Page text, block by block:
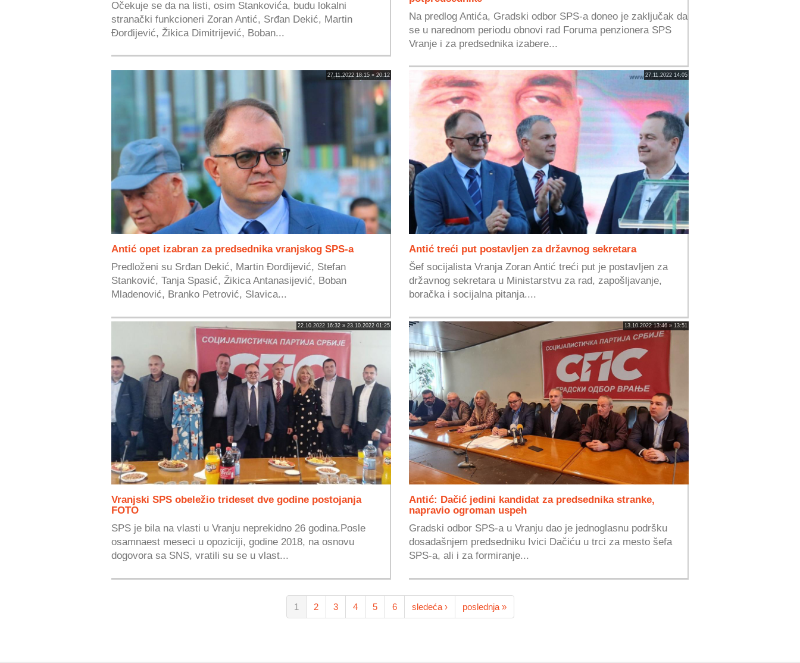
Očekuje se da na listi, osim Stankovića, budu lokalni
stranački funkcioneri Zoran Antić, Srđan Dekić, Martin
Đorđijević, Žikica Dimitrijević, Boban...
Na predlog Antića, Gradski odbor SPS-a doneo je zaključak da
se u narednom periodu obnovi rad Foruma penzionera SPS
Vranje i za predsednika izabere...
27.11.2022 18:15 » 20:12
Antić opet izabran za predsednika vranjskog SPS-a
Predloženi su Srđan Dekić, Martin Đorđijević, Stefan
Stanković, Tanja Spasić, Žikica Antanasijević, Boban
Mladenović, Branko Petrović, Slavica...
27.11.2022 14:05
Antić treći put postavljen za državnog sekretara
Šef socijalista Vranja Zoran Antić treći put je postavljen za
državnog sekretara u Ministarstvu za rad, zapošljavanje,
boračka i socijalna pitanja....
22.10.2022 16:32 » 23.10.2022 01:25
Vranjski SPS obeležio trideset dve godine postojanja
FOTO
SPS je bila na vlasti u Vranju neprekidno 26 godina.Posle
osamnaest meseci u opoziciji, godine 2018, na osnovu
dogovora sa SNS, vratili su se u vlast...
13.10.2022 13:46 » 13:51
Antić: Dačić jedini kandidat za predsednika stranke,
napravio ogroman uspeh
Gradski odbor SPS-a u Vranju dao je jednoglasnu podršku
dosadašnjem predsedniku Ivici Dačiću u trci za mesto šefa
SPS-a, ali i za formiranje...
1 2 3 4 5 6 sledeća › poslednja »